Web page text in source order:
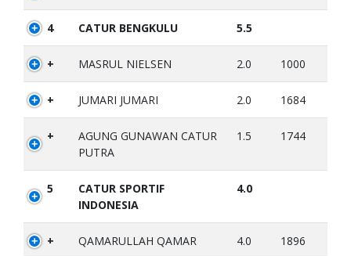
4 CATUR BENGKULU 5.5
+ MASRUL NIELSEN 2.0 1000
+ JUMARI JUMARI 2.0 1684
+
AGUNG GUNAWAN CATUR
PUTRA
1.5 1744
5
CATUR SPORTIF
INDONESIA
4.0
+ QAMARULLAH QAMAR 4.0 1896